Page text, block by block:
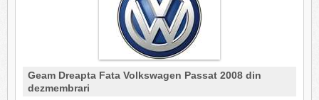
Geam Dreapta Fata Volkswagen Passat 2008 din
dezmembrari